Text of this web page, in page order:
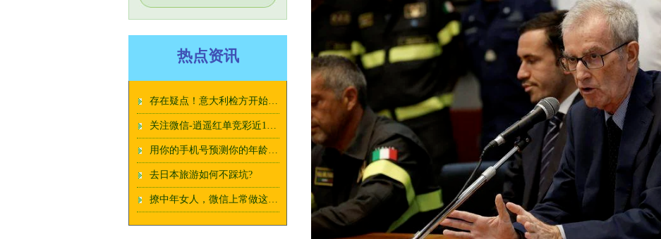
热点资讯
存在疑点！意大利检方开始调查林奇游艇沉没案
关注微信-逍遥红单竞彩近14中10！看最新方案
用你的手机号预测你的年龄，真准，不信你试试？
去日本旅游如何不踩坑?
撩中年女人，微信上常做这些事，就行了